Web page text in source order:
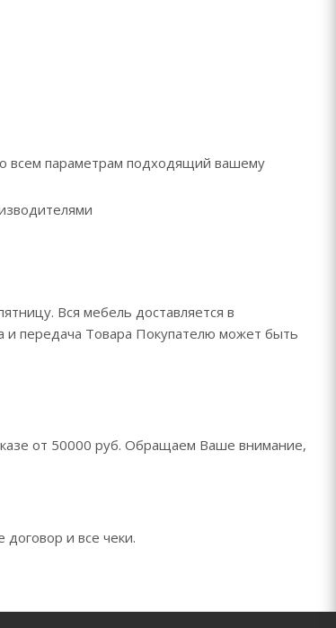
всем параметрам подходящий вашему
Вся мебель доставляется в
и передача Товара Покупателю может быть
от 50000 руб. Обращаем Ваше внимание,
и все чеки.